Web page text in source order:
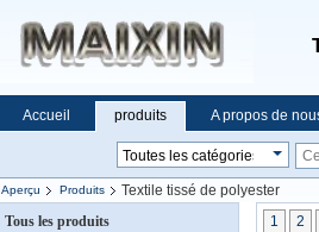
Accueil produits A propos de
Aperçu Produits
Textile tissé de polyester
Tous les produits
1 2